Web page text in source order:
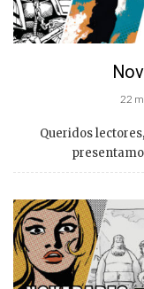
22
Queridos